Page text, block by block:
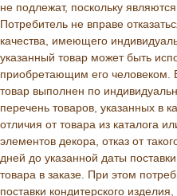
не подлежат, поскольку
Потребитель не вправе
качества, имеющего
указанный товар может быть
приобретающим его человеком.
товар выполнен по
перечень товаров, указанных в
отличия от товара из каталога
элементов декора, отказ от
дней до указанной даты
товара в заказе. При этом
поставки кондитерского